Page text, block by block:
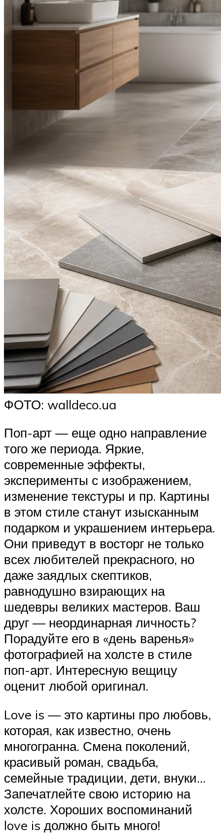
ФОТО: walldeco.ua
Поп-арт — еще одно направление
того же периода. Яркие,
современные эффекты,
эксперименты с изображением,
изменение текстуры и пр. Картины
в этом стиле станут изысканным
подарком и украшением интерьера.
Они приведут в восторг не только
всех любителей прекрасного, но
даже заядлых скептиков,
равнодушно взирающих на
шедевры великих мастеров. Ваш
друг — неординарная личность?
Порадуйте его в «день варенья»
фотографией на холсте в стиле
поп-арт. Интересную вещицу
оценит любой оригинал.
Love is — это картины про любовь,
которая, как известно, очень
многогранна. Смена поколений,
красивый роман, свадьба,
семейные традиции, дети, внуки…
Запечатлейте свою историю на
холсте. Хороших воспоминаний
love is должно быть много!